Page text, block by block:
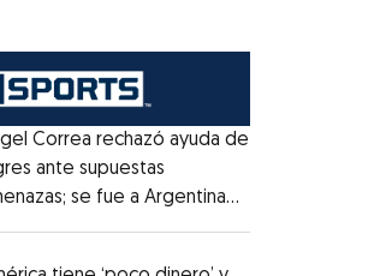
Correa rechazó ayuda de
ante supuestas
se fue a Argentina